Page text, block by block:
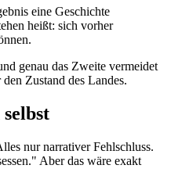
eine Geschichte
heißt: sich vorher
genau das Zweite vermeidet
Zustand des Landes.
nur narrativer Fehlschluss.
Aber das wäre exakt